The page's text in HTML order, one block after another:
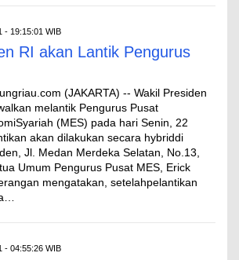
- 19:15:01 WIB
RI akan Lantik Pengurus
(JAKARTA) -- Wakil Presiden
melantik Pengurus Pusat
(MES) pada hari Senin, 22
akan dilakukan secara hybriddi
Jl. Medan Merdeka Selatan, No.13,
Umum Pengurus Pusat MES, Erick
mengatakan, setelahpelantikan
- 04:55:26 WIB